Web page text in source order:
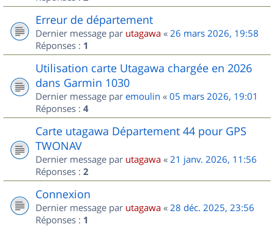
Erreur de département
Dernier message par utagawa « 26 mars 2026, 19:58
Réponses : 1
Utilisation carte Utagawa chargée en 2026
dans Garmin 1030
Dernier message par emoulin « 05 mars 2026, 19:01
Réponses : 4
Carte utagawa Département 44 pour GPS
TWONAV
Dernier message par utagawa « 21 janv. 2026, 11:56
Réponses : 2
Connexion
Dernier message par utagawa « 28 déc. 2025, 23:56
Réponses : 1